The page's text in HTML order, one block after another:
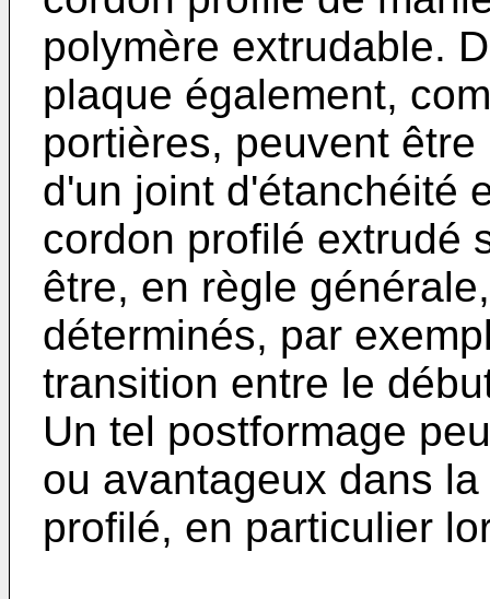
polymère extrudable.
plaque également,
portières, peuvent
d'un joint d'étanchéité
cordon profilé extrudé
être, en règle
déterminés, par
transition entre le
Un tel postformage
ou avantageux dans
profilé, en particulier